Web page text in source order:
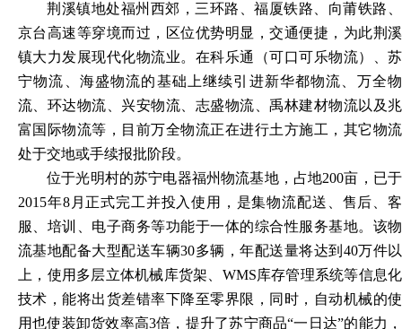
荆溪镇地处福州西郊，三环路、福厦铁路、向莆铁路、
京台高速等穿境而过，区位优势明显，交通便捷，为此荆溪
镇大力发展现代化物流业。在科乐通（可口可乐物流）、苏
宁物流、海盛物流的基础上继续引进新华都物流、万全物
流、环达物流、兴安物流、志盛物流、禹林建材物流以及兆
富国际物流等，目前万全物流正在进行土方施工，其它物流
处于交地或手续报批阶段。
位于光明村的苏宁电器福州物流基地，占地200亩，已于
2015年8月正式完工并投入使用，是集物流配送、售后、客
服、培训、电子商务等功能于一体的综合性服务基地。该物
流基地配备大型配送车辆30多辆，年配送量将达到40万件以
上，使用多层立体机械库货架、WMS库存管理系统等信息化
技术，能将出货差错率下降至零界限，同时，自动机械的使
用也使装卸货效率高3倍，提升了苏宁商品“一日达”的能力，